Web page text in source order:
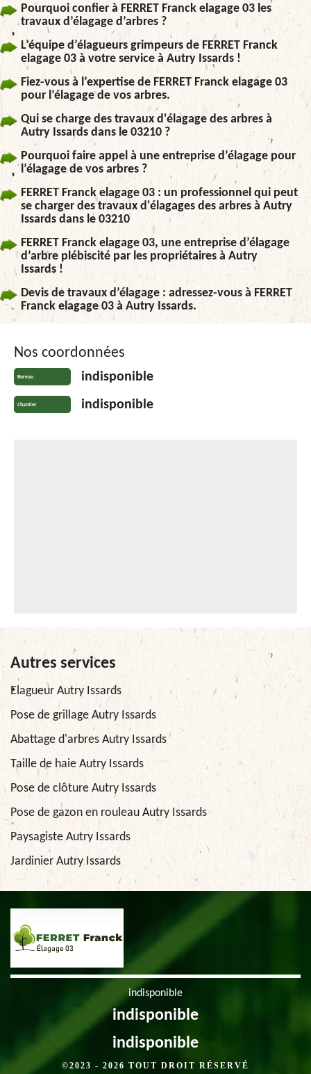
Pourquoi confier à FERRET Franck elagage 03 les
travaux d’élagage d’arbres ?
L’équipe d’élagueurs grimpeurs de FERRET Franck
elagage 03 à votre service à Autry Issards !
Fiez-vous à l’expertise de FERRET Franck elagage 03
pour l’élagage de vos arbres.
Qui se charge des travaux d'élagage des arbres à
Autry Issards dans le 03210 ?
Pourquoi faire appel à une entreprise d’élagage pour
l’élagage de vos arbres ?
FERRET Franck elagage 03 : un professionnel qui peut
se charger des travaux d'élagages des arbres à Autry
Issards dans le 03210
FERRET Franck elagage 03, une entreprise d’élagage
d’arbre plébiscité par les propriétaires à Autry
Issards !
Devis de travaux d’élagage : adressez-vous à FERRET
Franck elagage 03 à Autry Issards.
Nos coordonnées
Bureau indisponible
Chantier indisponible
Autres services
Elagueur Autry Issards
Pose de grillage Autry Issards
Abattage d'arbres Autry Issards
Taille de haie Autry Issards
Pose de clôture Autry Issards
Pose de gazon en rouleau Autry Issards
Paysagiste Autry Issards
Jardinier Autry Issards
indisponible
indisponible
indisponible
©2023 - 2026 TOUT DROIT RÉSERVÉ